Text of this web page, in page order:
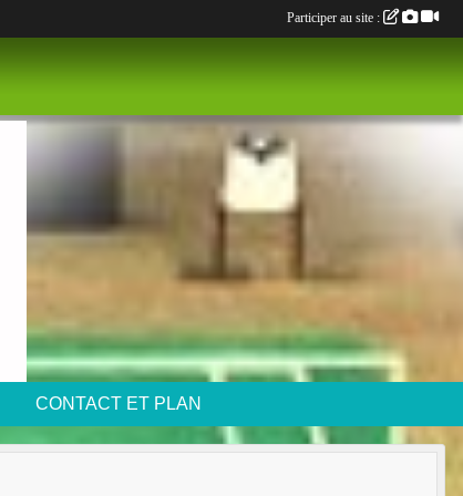
CONTACT ET PLAN
Participer au site :